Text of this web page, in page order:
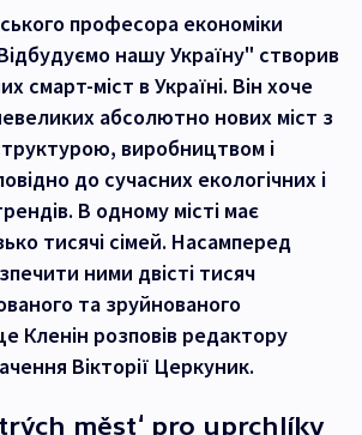
професора економіки
нашу Україну" створив
смарт-міст в Україні. Він хоче
абсолютно нових міст з
виробництвом і
до сучасних екологічних і
В одному місті має
тисячі сімей. Насамперед
ними двісті тисяч
та зруйнованого
Кленін розповів редактору
Вікторії Церкуник.
měst‘ pro uprchlíky